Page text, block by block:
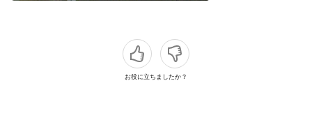
お役に立ちましたか？